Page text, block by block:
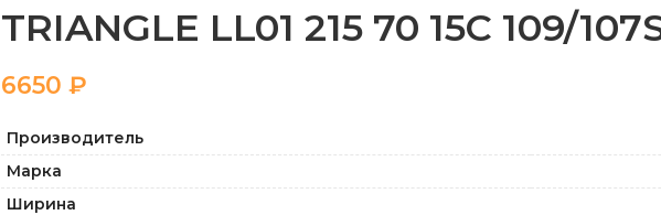
TRIANGLE LL01 215 70 15C 109/
₽
Производитель
Марка
Ширина